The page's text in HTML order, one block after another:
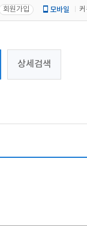
회원가입 모바일 커
상세검색